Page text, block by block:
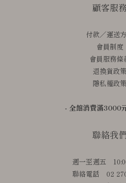
顧客服
付款／運送
會員制度
會員服務條
退換貨政策
隱私權政策
- 全館消費滿3000
聯絡我
週一至週五
聯絡電話 02